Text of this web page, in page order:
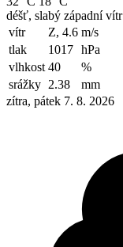
déšť, slabý západní vítr
vítr
Z, 4.6 m/s
tlak
1017 hPa
vlhkost 40
%
srážky 2.38
mm
zítra, pátek 7. 8. 2026